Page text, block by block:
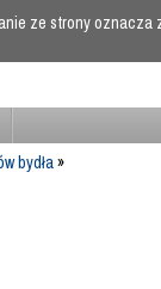
bydła»
ze strony